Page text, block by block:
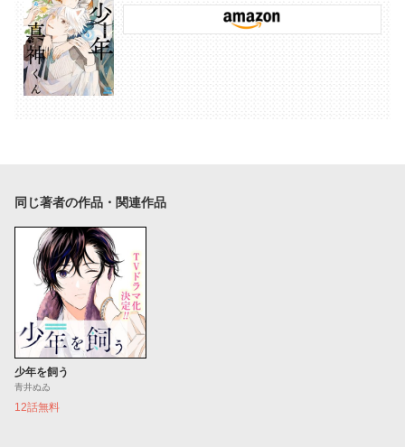
同じ著者の作品・関連作品
少年を飼う
青井ぬゐ
12話無料